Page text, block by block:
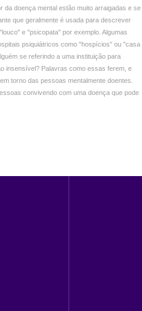
doença mental estão muito arraigadas e se
que geralmente é usada para descrever
e "psicopata" por exemplo. Algumas
psiquiátricos como "hospícios" ou "casa
se referindo a uma instituição para
insensível? Palavras como essas ferem, e
torno das pessoas mentalmente doentes.
convivendo com uma doença que pode